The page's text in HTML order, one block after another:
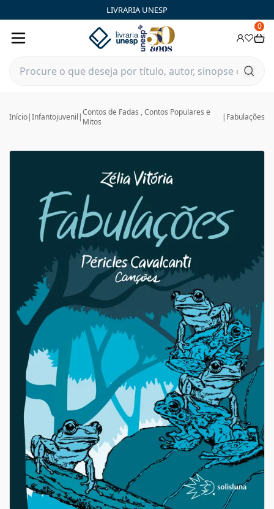
LIVRARIA UNESP
0
Início|Infantojuvenil |Contos de Fadas , Contos Populares e
Mitos
| Fabulações